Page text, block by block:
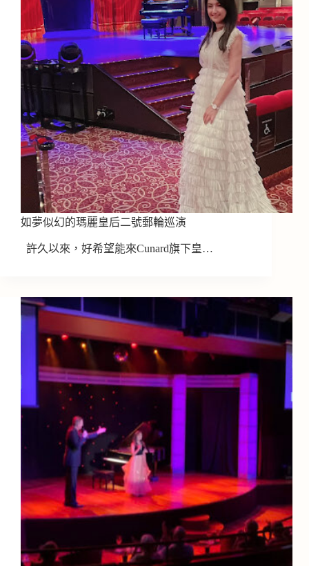
如夢似幻的瑪麗皇后二號郵輪巡演
許久以來，好希望能來Cunard旗下皇…